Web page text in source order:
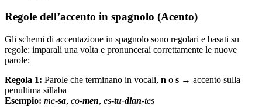
Regole dell’accento in spagnolo (Acento)
Gli schemi di accentazione in spagnolo sono regolari e basati su
regole: imparali una volta e pronuncerai correttamente le nuove
parole:
Regola 1: Parole che terminano in vocali, n o s → accento sulla
penultima sillaba
Esempio: me-sa, co-men, es-tu-dian-tes